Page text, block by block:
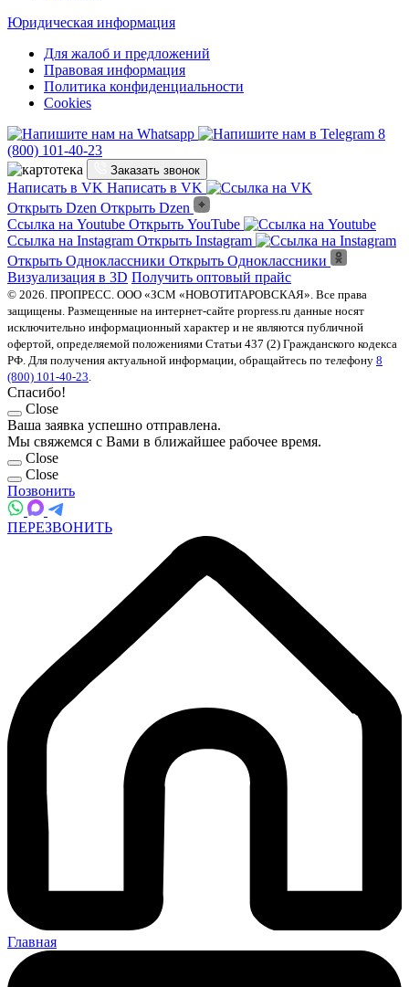
Юридическая информация
Для жалоб и предложений
Правовая информация
Политика конфиденциальности
Cookies
8
(800) 101-40-23
Заказать звонок
Написать в VK Написать в VK
Открыть Dzen Открыть Dzen
Ссылка на Youtube Открыть YouTube
Ссылка на Instagram Открыть Instagram
Открыть Одноклассники Открыть Одноклассники
Визуализация в 3D Получить оптовый прайс
© 2026. ПРОПРЕСС. ООО «ЗСМ «НОВОТИТАРОВСКАЯ». Все права
защищены. Размещенные на интернет-сайте propress.ru данные носят
исключительно информационный характер и не являются публичной
офертой, определяемой положениями Статьи 437 (2) Гражданского кодекса
РФ. Для получения актуальной информации, обращайтесь по телефону 8
(800) 101-40-23
Спасибо!
Close
Ваша заявка успешно отправлена.
Мы свяжемся с Вами в ближайшее рабочее время.
Close
Close
Позвонить
ПЕРЕЗВОНИТЬ
Главная